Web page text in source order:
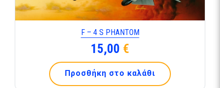
F – 4 S PHANTOM
15,00 €
Προσθήκη στο καλάθι